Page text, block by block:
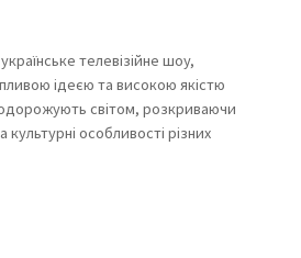
телевізійне шоу,
ідеєю та високою якістю
світом, розкриваючи
культурні особливості різних